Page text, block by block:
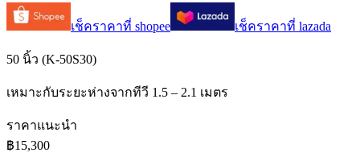
เช็คราคาที่ shopee เช็คราคาที่ lazada
50 นิ้ว (K-50S30)
เหมาะกับระยะห่างจากทีวี 1.5 – 2.1 เมตร
ราคาแนะนำ
฿15,300